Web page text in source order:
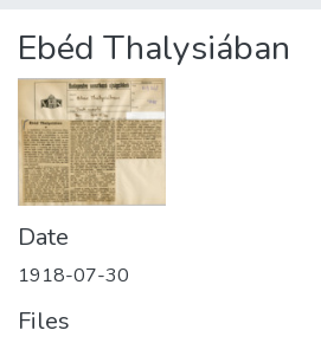
Statistics
About us
Ebéd Thalysiában
Date
1918-07-30
Files